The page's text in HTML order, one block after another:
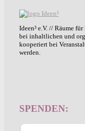
Ideen³ e.V. // Räume
bei inhaltlichen und
kooperiert bei
werden.
SPENDEN: